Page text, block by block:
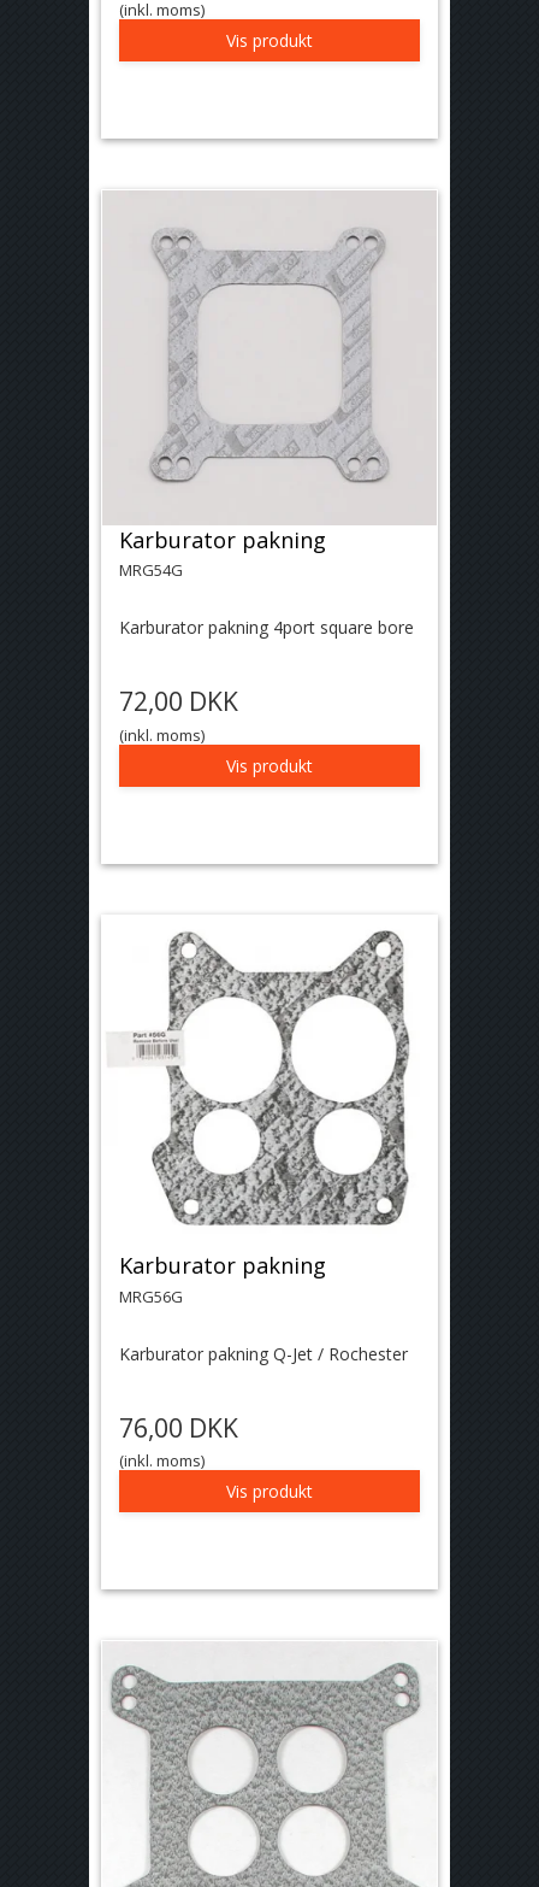
(inkl. moms)
Vis produkt
Karburator pakning
MRG54G
Karburator pakning 4port square bore
72,00 DKK
(inkl. moms)
Vis produkt
Karburator pakning
MRG56G
Karburator pakning Q-Jet / Rochester
76,00 DKK
(inkl. moms)
Vis produkt